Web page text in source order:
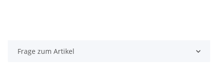
Frage zum Artikel